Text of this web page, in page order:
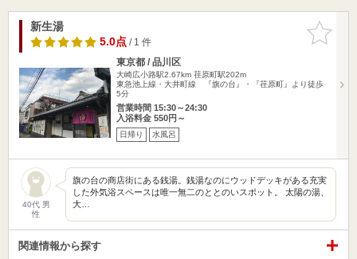
お気に入
りに追加
新生湯
5.0点/ 1 件
東京都 / 品川区
大崎広小路駅2.67km 荏原町駅202m
東急池上線・大井町線 『旗の台』・『荏原町』より徒歩
5分
営業時間 15:30～24:30
入浴料金 550円～
日帰り 水風呂
40代 男
性
旗の台の商店街にある銭湯。銭湯なのにウッドデッキがある充実
した外気浴スペースは唯一無二のととのいスポット。 太陽の湯、
大…
関連情報から探す